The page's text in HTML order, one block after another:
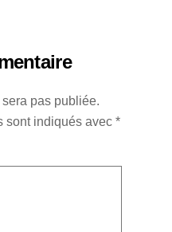
pas publiée.
sont indiqués avec *